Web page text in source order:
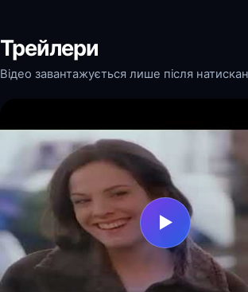
Трейлери
Відео завантажується лише після
▶